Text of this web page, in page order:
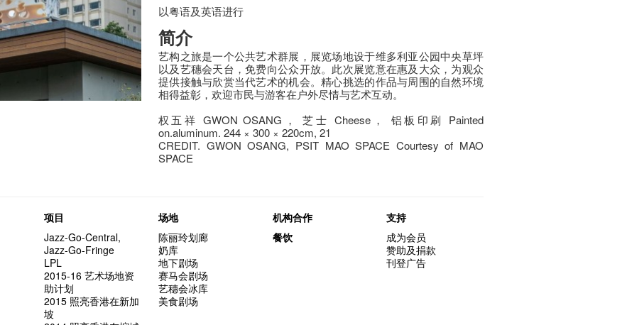
以粤语及英语进行
简介
艺构之旅是一个公共艺术群展，展览场地设于维多利亚公园中央草坪
以及艺穗会天台，免费向公众开放。此次展览意在惠及大众，为观众
提供接触与欣赏当代艺术的机会。精心挑选的作品与周围的自然环境
相得益彰，欢迎市民与游客在户外尽情与艺术互动。
权五祥 GWON OSANG， 芝士 Cheese， 铝板印刷 Painted
on.aluminum. 244 × 300 × 220cm, 21
CREDIT. GWON OSANG, PSIT MAO SPACE Courtesy of MAO
SPACE
项目
Jazz-Go-Central,
Jazz-Go-Fringe
LPL
2015-16 艺术场地资
助计划
2015 照亮香港在新加
坡
场地
陈丽玲划廊
奶库
地下剧场
赛马会剧场
艺穗会冰库
美食剧场
机构合作
餐饮
支持
成为会员
赞助及捐款
刊登广告